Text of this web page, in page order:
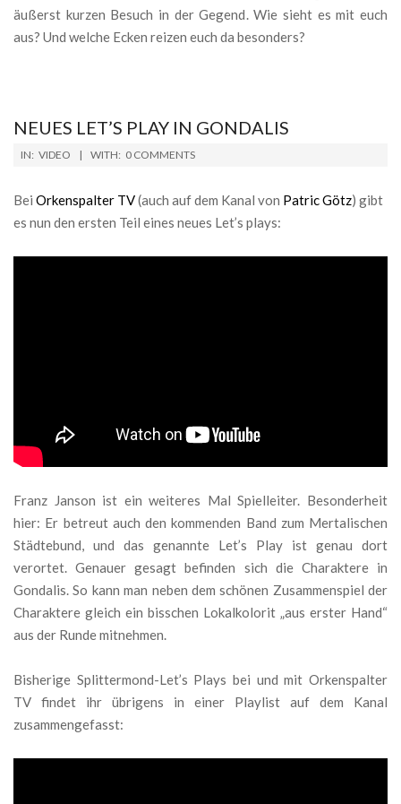
äußerst kurzen Besuch in der Gegend. Wie sieht es mit euch
aus? Und welche Ecken reizen euch da besonders?
NEUES LET’S PLAY IN GONDALIS
2019-
16
IN: VIDEO WITH: 0 COMMENTS
Bei Orkenspalter TV(auch auf dem Kanal von Patric Götz) gibt
es nun den ersten Teil eines neues Let’s plays:
Franz Janson ist ein weiteres Mal Spielleiter. Besonderheit
hier: Er betreut auch den kommenden Band zum Mertalischen
Städtebund, und das genannte Let’s Play ist genau dort
verortet. Genauer gesagt befinden sich die Charaktere in
Gondalis. So kann man neben dem schönen Zusammenspiel der
Charaktere gleich ein bisschen Lokalkolorit „aus erster Hand“
aus der Runde mitnehmen.
Bisherige Splittermond-Let’s Plays bei und mit Orkenspalter
TV findet ihr übrigens in einer Playlist auf dem Kanal
zusammengefasst: